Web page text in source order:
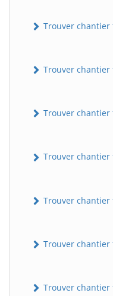
Trouver
Trouver
Trouver
Trouver chantier
Trouver chantier
Trouver chantier
Trouver chantier